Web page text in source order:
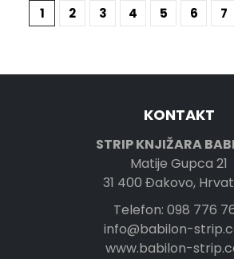
1 2 3 4 5 6 7
KONTAKT
STRIP KNJIŽARA
Matije Gupca 21
31 400 Đakovo,
Telefon: 098 776
info@babilon-
www.babilon-